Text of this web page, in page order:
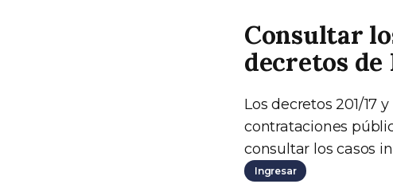
Consultar
decretos
Los decretos 201/17
contrataciones
consultar los casos
Ingresar